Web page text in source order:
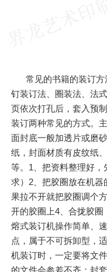
常见的书籍的装订
钉装订法、圈装法、法
页依次打孔后，套入预
装订两种常见的方式。
面封底一般加透片或磨
纸，封面材质有皮纹纸
等。1、把资料整理好
求）2、把胶圈放在机
果拉不开就把胶圈调个
开的胶圈上4、合拢胶
熔式装订机操作简单、
点，属于不可拆卸型，
机装订时，一定要将文
的文件会参差不齐；封